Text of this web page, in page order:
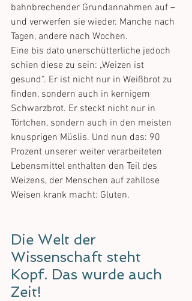
bahnbrechender Grundannahmen auf –
und verwerfen sie wieder. Manche nach
Tagen, andere nach Wochen.
Eine bis dato unerschütterliche jedoch
schien diese zu sein: „Weizen ist
gesund“. Er ist nicht nur in Weißbrot zu
finden, sondern auch in kernigem
Schwarzbrot. Er steckt nicht nur in
Törtchen, sondern auch in den meisten
knusprigen Müslis. Und nun das: 90
Prozent unserer weiter verarbeiteten
Lebensmittel enthalten den Teil des
Weizens, der Menschen auf zahllose
Weisen krank macht: Gluten.
Die Welt der
Wissenschaft steht
Kopf. Das wurde auch
Zeit!